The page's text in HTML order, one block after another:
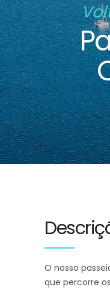
O nosso
que percorre